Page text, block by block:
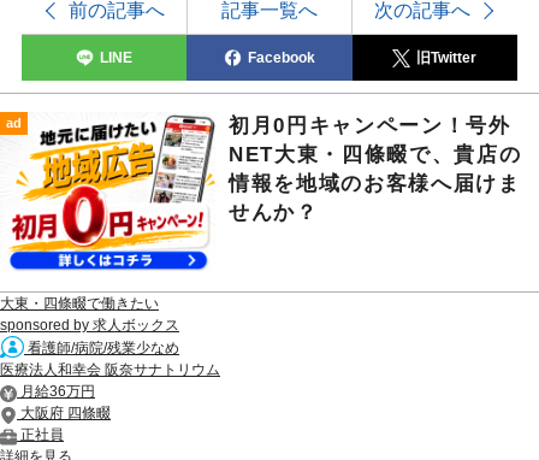
前の記事へ 記事一覧へ 次の記事へ
LINE Facebook 旧Twitter
ad
初月0円キャンペーン！号外
NET大東・四條畷で、貴店の
情報を地域のお客様へ届けま
せんか？
大東・四條畷で働きたい
sponsored by 求人ボックス
看護師/病院/残業少なめ
医療法人和幸会 阪奈サナトリウム
月給36万円
大阪府 四條畷
正社員